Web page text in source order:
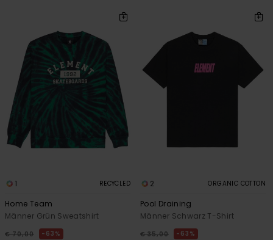
1 RECYCLED
Home Team
Männer Grün Sweatshirt
€ 70,00 63%
2 ORGANIC COTTON
Pool Draining
Männer Schwarz T-Shirt
€ 35,00 63%